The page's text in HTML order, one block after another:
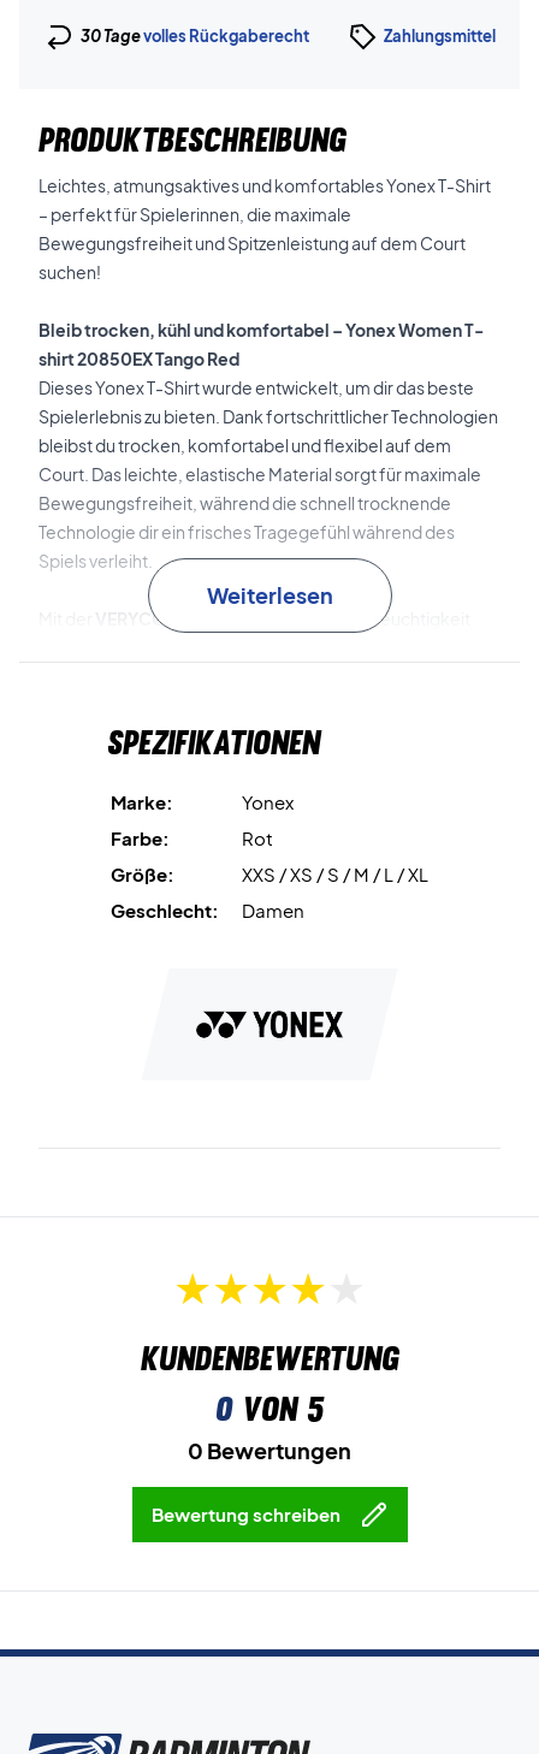
30 Tagevolles Rückgaberecht Zahlungsmittel
PRODUKTBESCHREIBUNG
Leichtes, atmungsaktives und komfortables Yonex T-Shirt
– perfekt für Spielerinnen, die maximale
Bewegungsfreiheit und Spitzenleistung auf dem Court
suchen!
Bleib trocken, kühl und komfortabel – Yonex Women T-
shirt 20850EX Tango Red
Dieses Yonex T-Shirt wurde entwickelt, um dir das beste
Spielerlebnis zu bieten. Dank fortschrittlicher Technologien
bleibst du trocken, komfortabel und flexibel auf dem
Court. Das leichte, elastische Material sorgt für maximale
Bewegungsfreiheit, während die schnell trocknende
Technologie dir ein frisches Tragegefühl während des
Spiels verleiht.
VERYCOOL DRY
-Technologie wird Feuchtigkeit
vor schädlicher UV-Strahlung und reduziert die
ohne zu überhitzen.
Die einzigartigePrecision Move
entwickelt, um maximale Bewegungsfreiheit zu
gewährleisten, die Belastung der Arme bei Schlägen zu
Tragekomfort während des Spiels erhöhen.
Weiterlesen
Spezifikationen
Marke:
Yonex
Farbe:
Rot
Größe:
XXS / XS / S / M / L / XL
Geschlecht:
Damen
Kundenbewertung
0von 5
0 Bewertungen
Bewertung schreiben